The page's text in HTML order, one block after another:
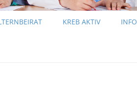
KREB AKTIV INFO